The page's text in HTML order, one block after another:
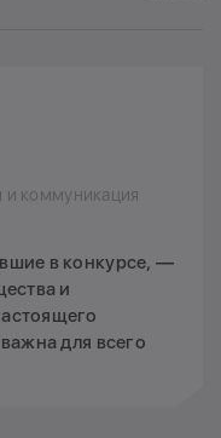
и коммуникация
в конкурсе, —
и
для всего